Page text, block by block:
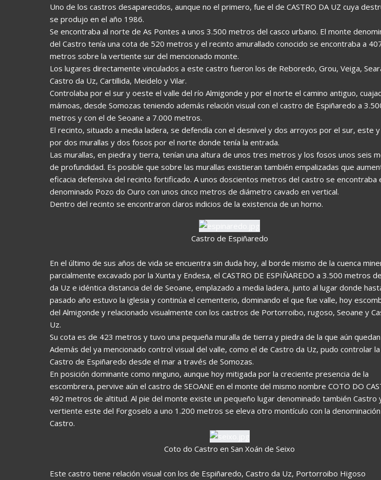
Uno de los castros desaparecidos, aunque no el primero, fue el de CASTRO DA UZ cuya
se produjo en el año 1986.
Se encontraba al norte de As Pontes a unos 3.500 metros del casco urbano. El monte
del Castro tenía una cota de 520 metros y el recinto amurallado conocido se encontraba a
metros sobre la vertiente sur del mencionado monte.
Los lugares directamente vinculados a este castro fueron los de Reboredo, Grou, Veiga,
Castro da Uz, Cartillida, Meidelo y Vilar.
Controlaba por el sur y oeste el valle del río Almigonde y por el norte el camino antiguo,
mámoas, desde Somozas teniendo además relación visual con el castro de Espiñaredo a
metros y con el de Seoane a 7.000 metros.
El recinto, situado a media ladera, se defendía con el desnivel y dos arroyos por el sur, este
por dos murallas y dos fosos por el norte donde tenía la entrada.
Las murallas, en piedra y tierra, tenían una altura de unos tres metros y los fosos unos seis
de profundidad. Es posible que sobre las murallas existieran también empalizadas que
eficacia defensiva del recinto fortificado. A unos doscientos metros del castro se encontraba
denominado Pozo do Ouro con unos cinco metros de diámetro cavado en vertical.
Dentro del recinto se encontraron claros indicios de la existencia de un horno.
Castro de Espiñaredo
En el último de sus años de vida se encuentra sin duda hoy, al borde mismo de la cuenca
parcialmente excavado por la Xunta y Endesa, el CASTRO DE ESPIÑAREDO a 3.500 metros
da Uz e idéntica distancia del de Seoane, emplazado a media ladera, junto al lugar donde
pasado año estuvo la iglesia y continúa el cementerio, dominando el que fue valle, hoy
del Almigonde y relacionado visualmente con los castros de Portorroibo, rugoso, Seoane y
Uz.
Su cota es de 423 metros y tuvo una pequeña muralla de tierra y piedra de la que aún
Además del ya mencionado control visual del valle, como el de Castro da Uz, pudo controlar
Castro de Espiñaredo desde el mar a través de Somozas.
En posición dominante como ninguno, aunque hoy mitigada por la creciente presencia de la
escombrera, pervive aún el castro de SEOANE en el monte del mismo nombre COTO DO
492 metros de altitud. Al pie del monte existe un pequeño lugar denominado también Castro
vertiente este del Forgoselo a uno 1.200 metros se eleva otro montículo con la
Castro.
Coto do Castro en San Xoán de Seixo
Este castro tiene relación visual con los de Espiñaredo, Castro da Uz, Portorroibo Higoso